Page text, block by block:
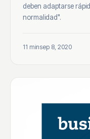
deben adaptarse
normalidad".
11 minsep 8, 2020